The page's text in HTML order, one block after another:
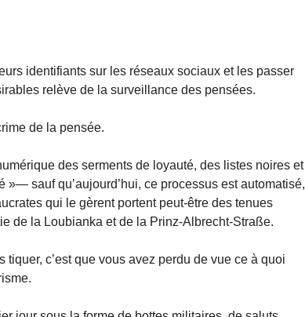
identifiants sur les réseaux sociaux et les passer
relève de la surveillance des pensées.
de la pensée.
des serments de loyauté, des listes noires et
sauf qu’aujourd’hui, ce processus est automatisé,
qui le gèrent portent peut-être des tenues
de la Loubianka et de la Prinz-Albrecht-Straße.
c’est que vous avez perdu de vue ce à quoi